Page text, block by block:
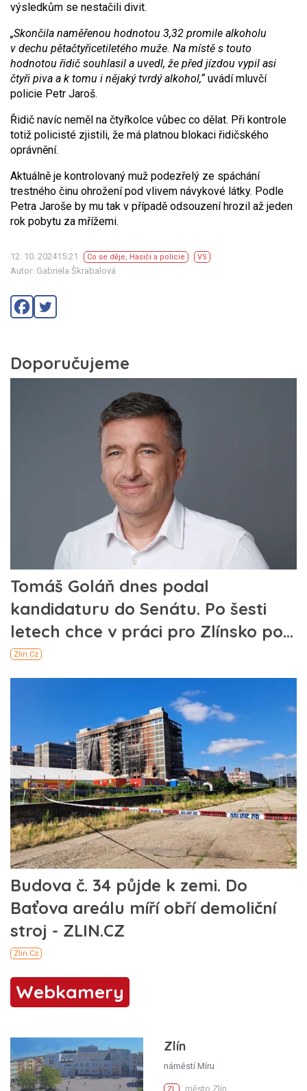
výsledkům se nestačili divit.
„Skončila naměřenou hodnotou 3,32 promile alkoholu
v dechu pětačtyřicetiletého muže. Na místě s touto
hodnotou řidič souhlasil a uvedl, že před jízdou vypil asi
čtyři piva a k tomu i nějaký tvrdý alkohol,“uvádí mluvčí
policie Petr Jaroš.
Řidič navíc neměl na čtyřkolce vůbec co dělat. Při kontrole
totiž policisté zjistili, že má platnou blokaci řidičského
oprávnění.
Aktuálně je kontrolovaný muž podezřelý ze spáchání
trestného činu ohrožení pod vlivem návykové látky. Podle
Petra Jaroše by mu tak v případě odsouzení hrozil až jeden
rok pobytu za mřížemi.
12. 10. 202415:21 Co se děje, Hasiči a policie VS
Autor: Gabriela Škrabalová
Webkamery
Zlín
náměstí Míru
město Zlín